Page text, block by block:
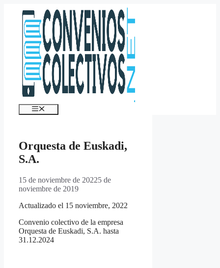
contenido
Menú
Orquesta de Euskadi,
S.A.
15 de noviembre de 20225 de
noviembre de 2019
Actualizado el 15 noviembre, 2022
Convenio colectivo de la empresa
Orquesta de Euskadi, S.A. hasta
31.12.2024